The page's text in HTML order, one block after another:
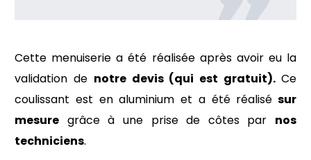
Cette menuiserie a été réalisée après avoir eu la
validation de notre devis (qui est gratuit).Ce
coulissant est en aluminium et a été réalisé sur
mesure grâce à une prise de côtes par nos
techniciens.